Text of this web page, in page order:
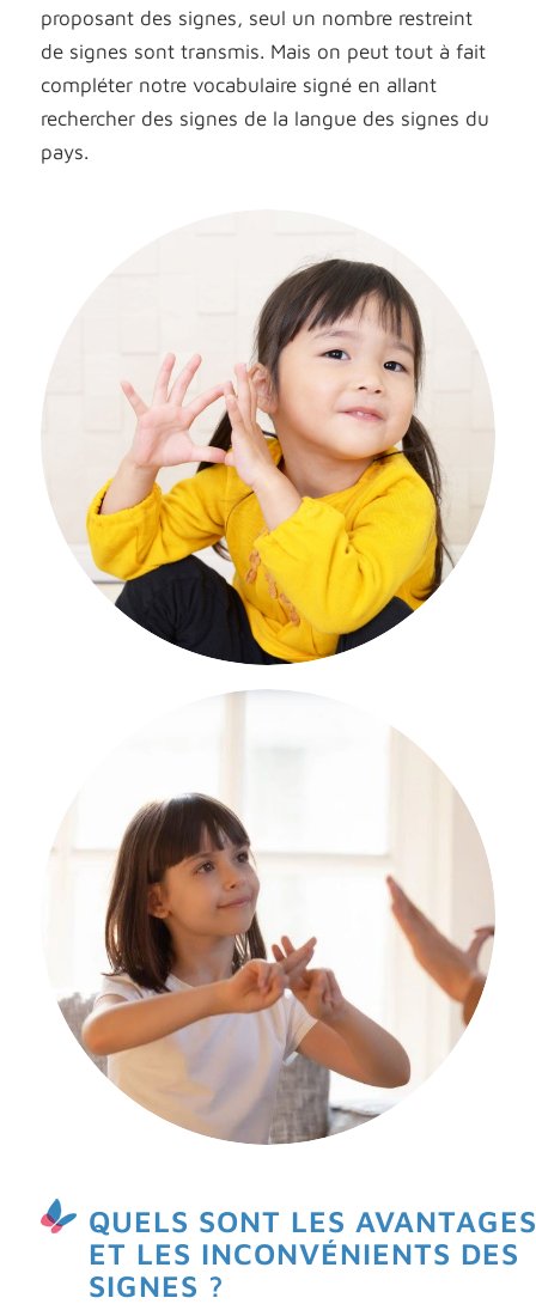
proposant des signes, seul un nombre restreint
de signes sont transmis. Mais on peut tout à fait
compléter notre vocabulaire signé en allant
rechercher des signes de la langue des signes du
pays.
QUELS SONT LES AVANTAGES
ET LES INCONVÉNIENTS DES
SIGNES ?